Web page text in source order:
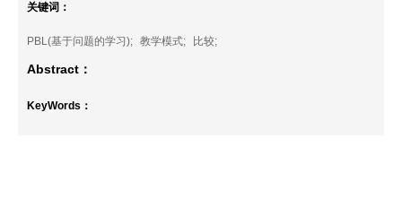
关键词：
PBL(基于问题的学习); 教学模式; 比较;
Abstract：
KeyWords：